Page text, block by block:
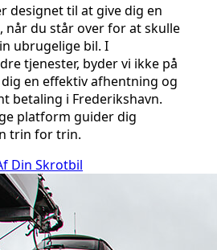
designet til at give dig en
når du står over for at skulle
ubrugelige bil. I
tjenester, byder vi ikke på
en effektiv afhentning og
betaling i Frederikshavn.
platform guider dig
trin for trin.
Din Skrotbil